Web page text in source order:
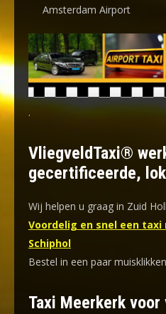
Amsterdam Airport
.
VliegveldTaxi®
gecertificeerde,
Wij helpen u graag in Zuid
Voordelig en snel een
Schiphol
Bestel in een paar
Taxi Meerkerk voor